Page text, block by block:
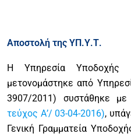
Αποστολή της ΥΠ.Υ.Τ.
Η Υπηρεσία Υποδοχής
μετονομάστηκε από
3907/2011) συστάθηκε
τεύχος Α’/ 03-04-2016),
Γενική Γραμματεία